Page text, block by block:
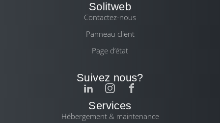
Solitweb
Contactez-nous
Panneau client
Page d’état
Suivez nous?
Services
Hébergement & maintenance